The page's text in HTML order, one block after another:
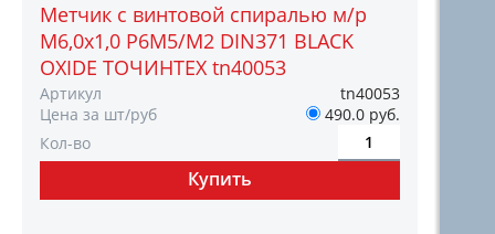
Метчик с винтовой спиралью м/р
М6,0х1,0 Р6М5/М2 DIN371 BLACK
OXIDE ТОЧИНТЕХ tn40053
Артикул
tn40053
Цена за шт/руб
490.0 руб.
Кол-во